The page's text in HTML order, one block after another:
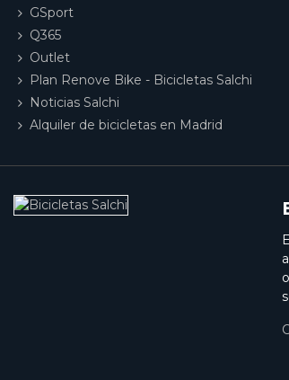
GSport
Q365
Outlet
Plan Renove Bike - Bicicletas Salchi
Noticias Salchi
Alquiler de bicicletas en Madrid